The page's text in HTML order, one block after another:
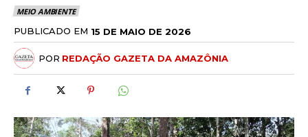
MEIO AMBIENTE
PUBLICADO EM 15 DE MAIO DE 2026
POR REDAÇÃO GAZETA DA AMAZÔNIA